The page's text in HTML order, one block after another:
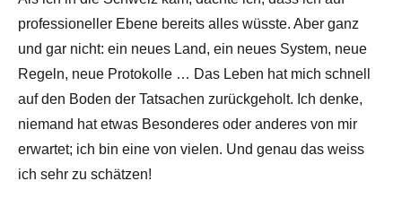
professioneller Ebene bereits alles wüsste. Aber ganz
und gar nicht: ein neues Land, ein neues System, neue
Regeln, neue Protokolle … Das Leben hat mich schnell
auf den Boden der Tatsachen zurückgeholt. Ich denke,
niemand hat etwas Besonderes oder anderes von mir
erwartet; ich bin eine von vielen. Und genau das weiss
ich sehr zu schätzen!